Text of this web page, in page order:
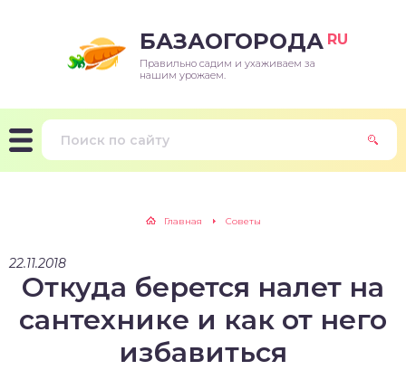
БАЗАОГОРОДА RU
Правильно садим и ухаживаем за
нашим урожаем.
Главная Советы
22.11.2018
Откуда берется налет на
сантехнике и как от него
избавиться